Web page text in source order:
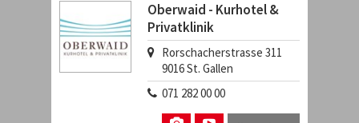
Oberwaid - Kurhotel &
Privatklinik
Rorschacherstrasse 311
9016St. Gallen
071 282 00 00